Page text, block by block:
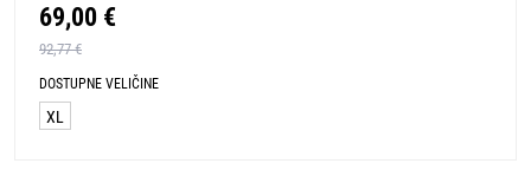
69,00 €
92,77 €
DOSTUPNE VELIČINE
XL